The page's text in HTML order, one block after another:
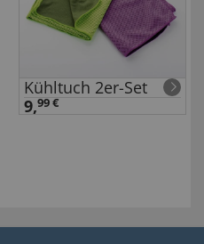
Kühltuch 2er-Set
9,99 €